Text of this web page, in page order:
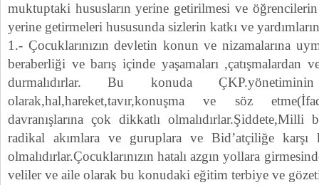
muktuptaki hususların yerine getirilmesi ve
yerine getirmeleri hususunda sizlerin katkı ve
1.- Çocuklarınızın devletin konun ve nizamalarına
beraberliği ve barış içinde yaşamaları ,çatışmalardan
durmalıdırlar. Bu konuda
olarak,hal,hareket,tavır,konuşma ve söz
davranışlarına çok dikkatlı olmalıdırlar.Şiddete,Milli
radikal akımlara ve guruplara ve Bid’atçiliğe karşı
olmalıdırlar.Çocuklarınızın hatalı azgın yollara
veliler ve aile olarak bu konudaki eğitim terbiye ve